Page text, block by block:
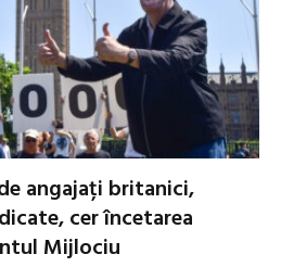
angajați britanici,
cer încetarea
Mijlociu